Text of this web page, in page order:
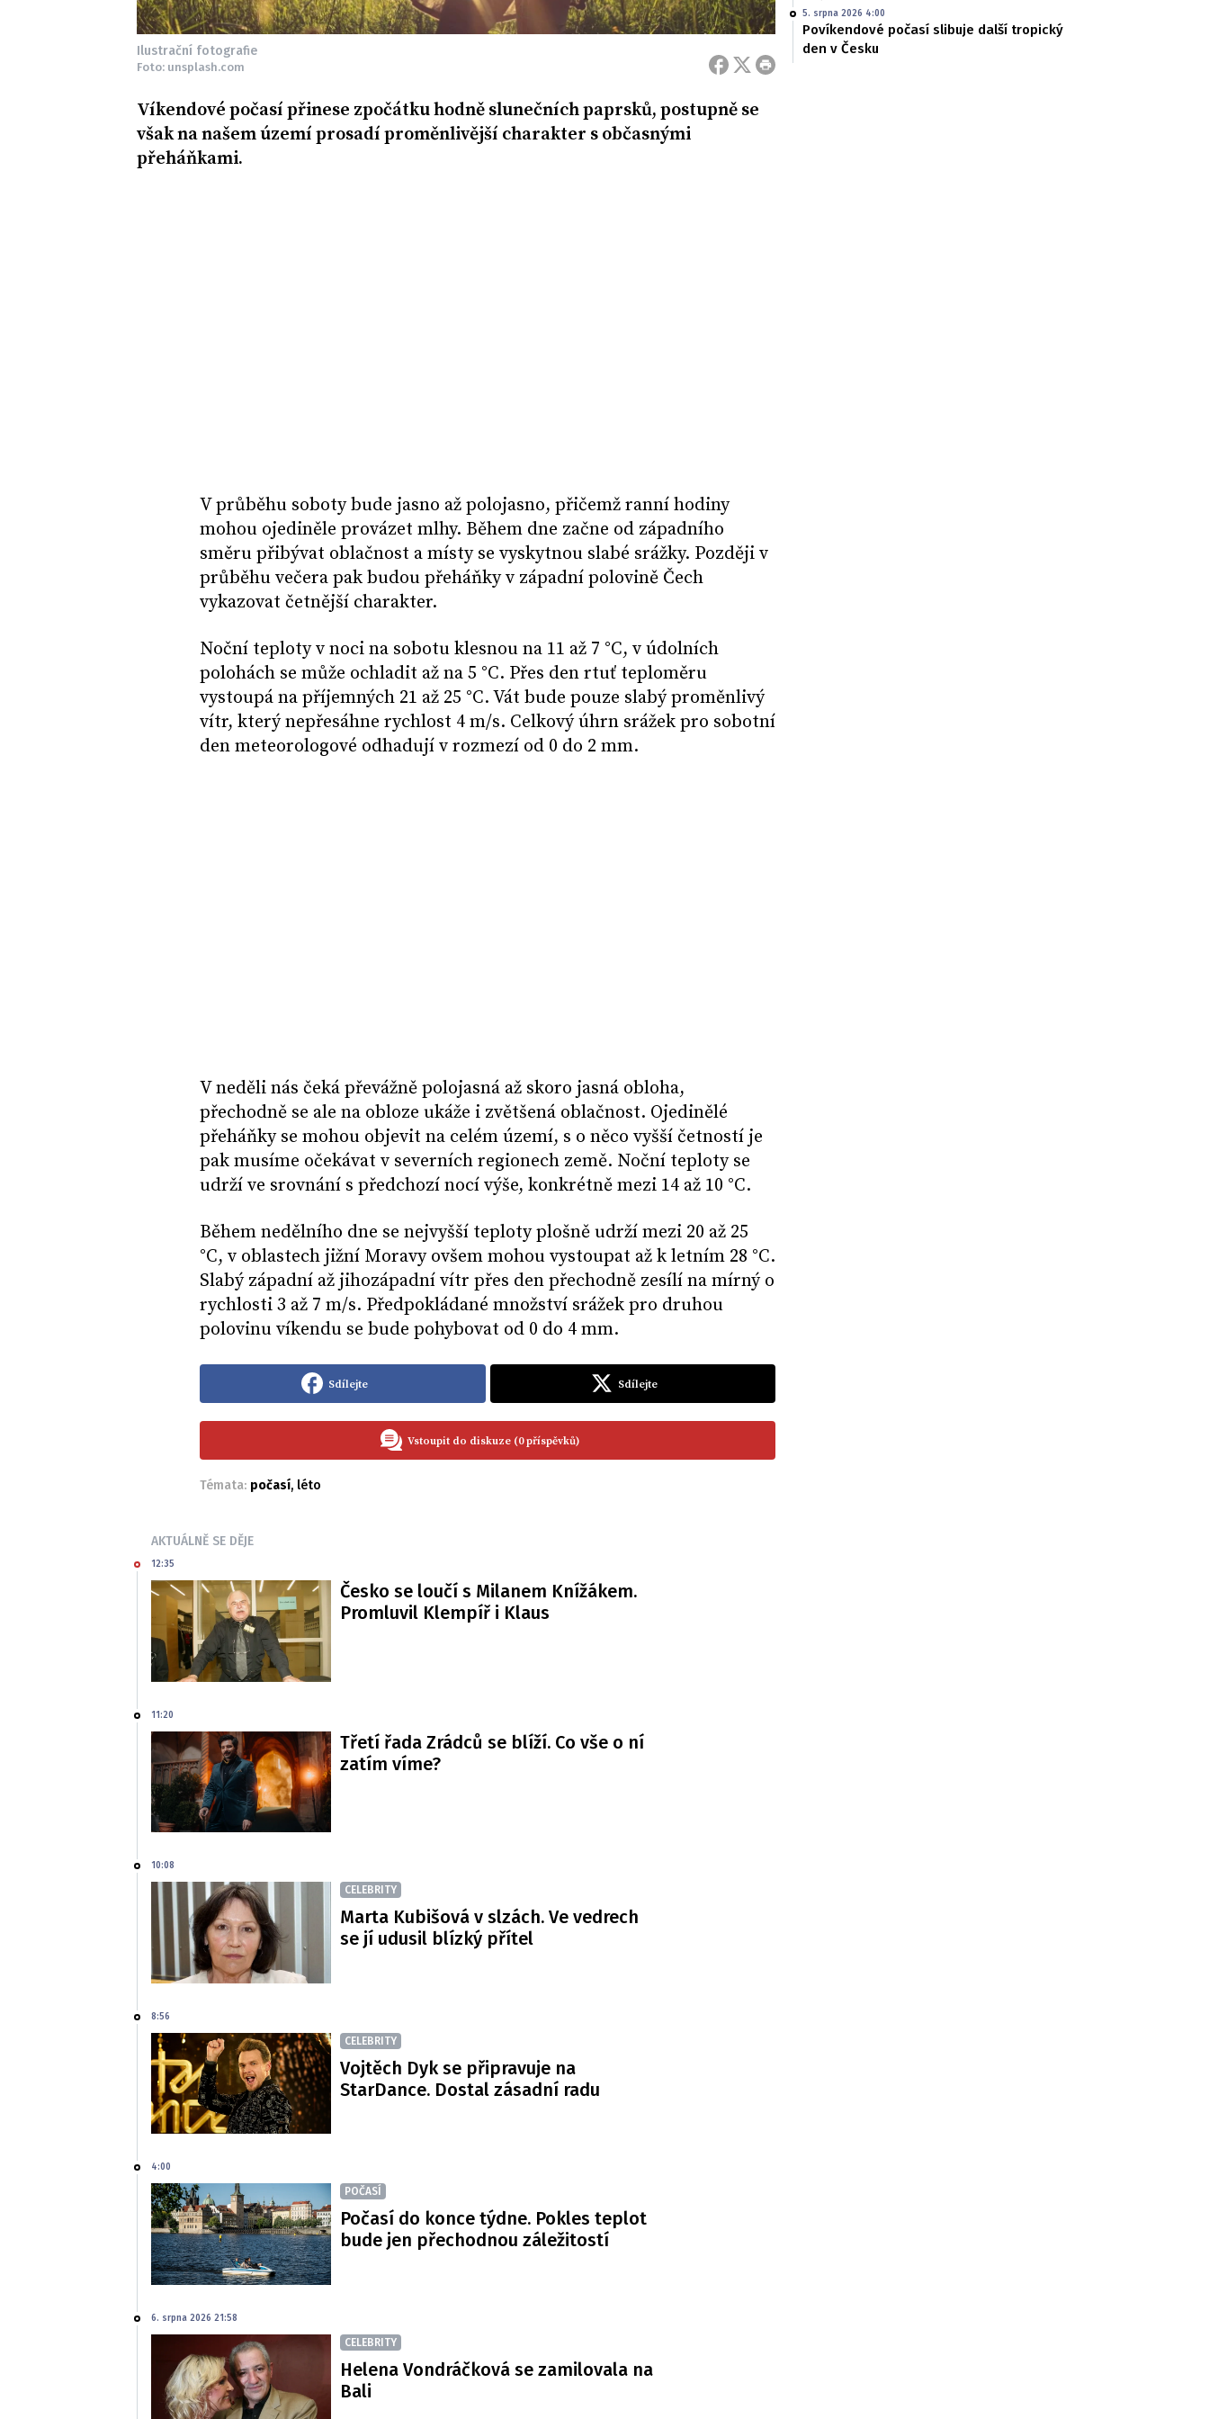
Ilustrační fotografie
Foto: unsplash.com
Víkendové počasí přinese zpočátku hodně slunečních paprsků, postupně se
však na našem území prosadí proměnlivější charakter s občasnými
přeháňkami.
V průběhu soboty bude jasno až polojasno, přičemž ranní hodiny
mohou ojediněle provázet mlhy. Během dne začne od západního
směru přibývat oblačnost a místy se vyskytnou slabé srážky. Později v
průběhu večera pak budou přeháňky v západní polovině Čech
vykazovat četnější charakter.
Noční teploty v noci na sobotu klesnou na 11 až 7 °C, v údolních
polohách se může ochladit až na 5 °C. Přes den rtuť teploměru
vystoupá na příjemných 21 až 25 °C. Vát bude pouze slabý proměnlivý
vítr, který nepřesáhne rychlost 4 m/s. Celkový úhrn srážek pro sobotní
den meteorologové odhadují v rozmezí od 0 do 2 mm.
V neděli nás čeká převážně polojasná až skoro jasná obloha,
přechodně se ale na obloze ukáže i zvětšená oblačnost. Ojedinělé
přeháňky se mohou objevit na celém území, s o něco vyšší četností je
pak musíme očekávat v severních regionech země. Noční teploty se
udrží ve srovnání s předchozí nocí výše, konkrétně mezi 14 až 10 °C.
Během nedělního dne se nejvyšší teploty plošně udrží mezi 20 až 25
°C, v oblastech jižní Moravy ovšem mohou vystoupat až k letním 28 °C.
Slabý západní až jihozápadní vítr přes den přechodně zesílí na mírný o
rychlosti 3 až 7 m/s. Předpokládané množství srážek pro druhou
polovinu víkendu se bude pohybovat od 0 do 4 mm.
Sdílejte Sdílejte
Vstoupit do diskuze (0 příspěvků)
Témata: počasí, léto
5. srpna 2026 4:00
Povíkendové počasí slibuje další tropický
den v Česku
AKTUÁLNĚ SE DĚJE
12:35
Česko se loučí s Milanem Knížákem.
Promluvil Klempíř i Klaus
11:20
Třetí řada Zrádců se blíží. Co vše o ní
zatím víme?
10:08
CELEBRITY
Marta Kubišová v slzách. Ve vedrech
se jí udusil blízký přítel
8:56
CELEBRITY
Vojtěch Dyk se připravuje na
StarDance. Dostal zásadní radu
4:00
POČASÍ
Počasí do konce týdne. Pokles teplot
bude jen přechodnou záležitostí
6. srpna 2026 21:58
CELEBRITY
Helena Vondráčková se zamilovala na
Bali